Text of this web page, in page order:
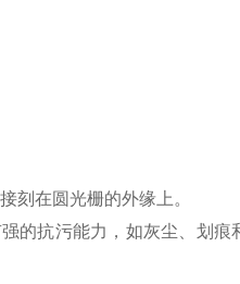
刻在圆光栅的外缘上。
的抗污能力，如灰尘、划